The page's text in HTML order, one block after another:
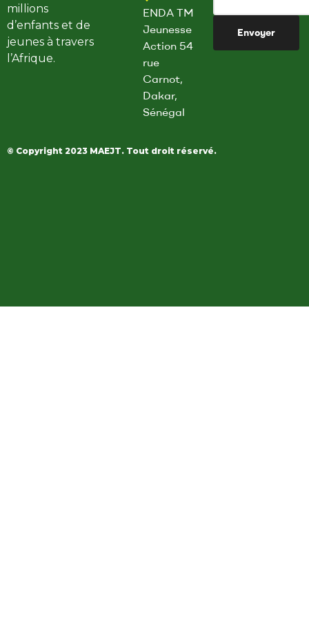
millions
d’enfants et de
jeunes à travers
l’Afrique.
ENDA TM
Jeunesse
Action 54
rue
Carnot,
Dakar,
Sénégal
i
E
Envoyer
© Copyright 2023 MAEJT. Tout droit réservé.